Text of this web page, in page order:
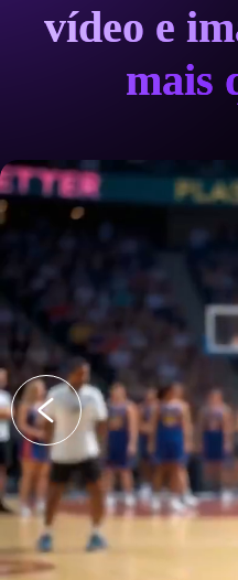
vídeo e
mais